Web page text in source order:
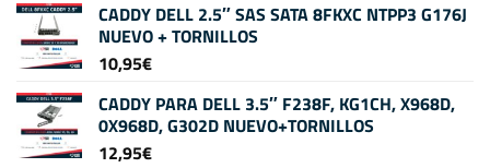
CADDY DELL 2.5″ SAS SATA 8FKXC NTPP3 G176J
NUEVO + TORNILLOS
10,95€
CADDY PARA DELL 3.5″ F238F, KG1CH, X968D,
0X968D, G302D NUEVO+TORNILLOS
12,95€